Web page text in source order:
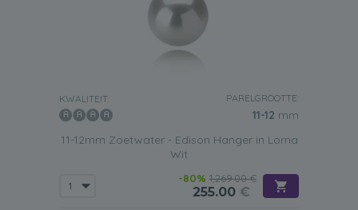
KWALITEIT: PARELGROOTTE:
11-12 mm
11-12mm Zoetwater - Edison Hanger in Lorna
Wit
-80% 1,269.00 €
255.00 €